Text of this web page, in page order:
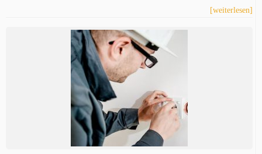
[weiterlesen]